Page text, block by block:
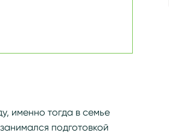
именно тогда в семье
подготовкой